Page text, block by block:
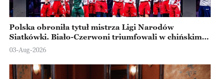
Polska obroniła tytuł mistrza Ligi Narodów
Siatkówki. Biało-Czerwoni triumfowali w chińskim
Ningbo
03-Aug-2026